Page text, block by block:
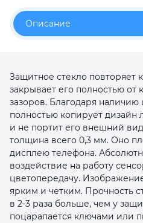
Описание
Защитное стекло повторяет
закрывает его полностью от
зазоров. Благодаря
полностью копирует
и не портит его внешний
толщина всего 0,3 мм. Оно
дисплею телефона.
воздействие на работу
цветопередачу.
ярким и четким. Прочность
в 2-3 раза больше, чем у
поцарапается ключами или